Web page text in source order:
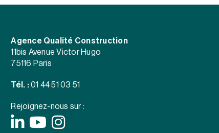
Agence Qualité Construction
11bis Avenue Victor Hugo
75116 Paris
Tél. : 01 44 51 03 51
Rejoignez-nous sur :